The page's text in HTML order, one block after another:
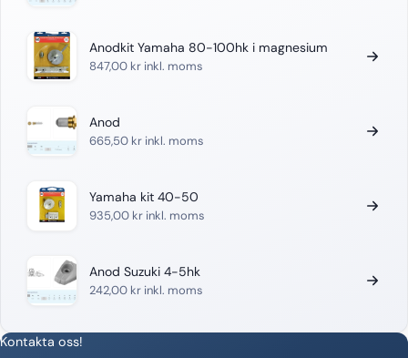
Anodkit Yamaha 80-100hk i magnesium
847,00 kr inkl. moms
Anod
665,50 kr inkl. moms
Yamaha kit 40-50
935,00 kr inkl. moms
Anod Suzuki 4-5hk
242,00 kr inkl. moms
Kontakta oss!